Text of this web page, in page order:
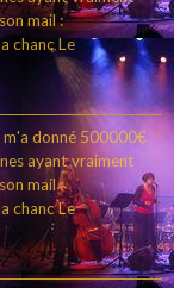
mail :
chancLe
donné 500000€
ayant vraiment
mail :
chancLe